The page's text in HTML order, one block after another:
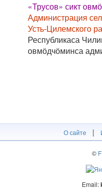
«Трусов» сикт
Администрация
Усть-Цилемского
Республикаса
овмӧдчӧминса
О сайте |
©
Email: